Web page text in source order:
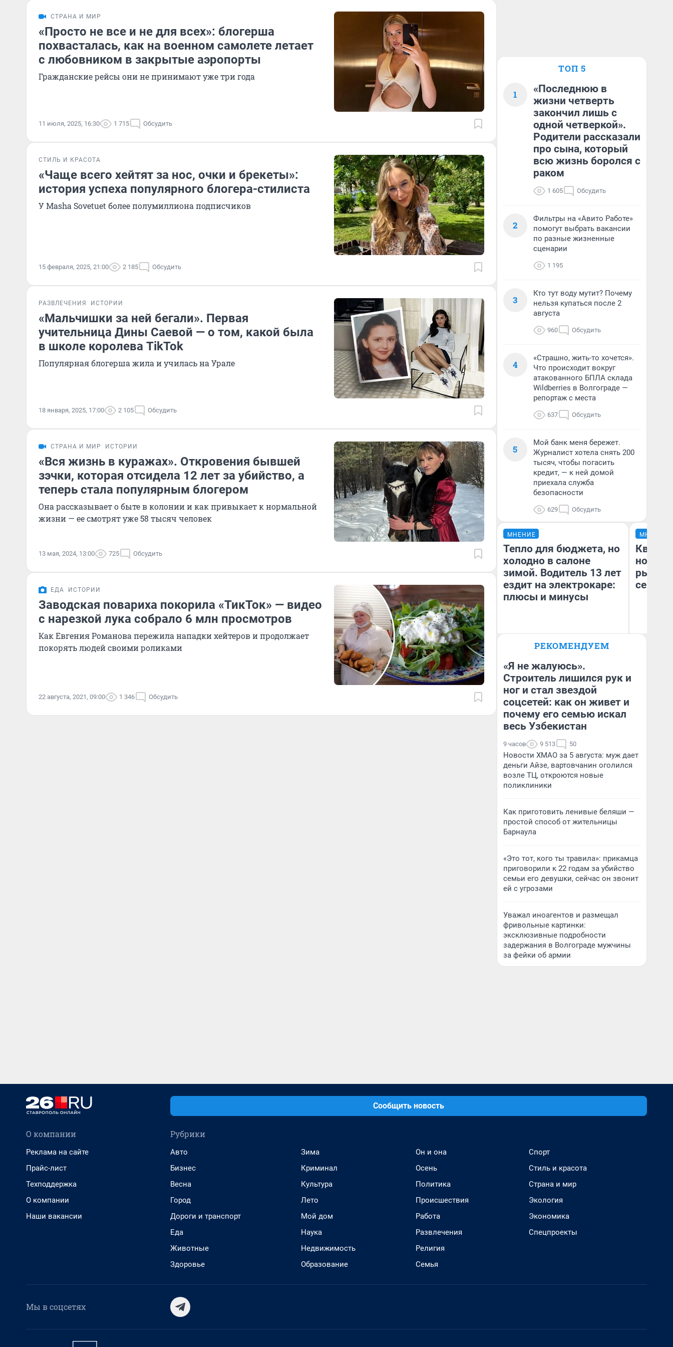
СТРАНА И МИР
«Просто не все и не для всех»: блогерша
похвасталась, как на военном самолете летает
с любовником в закрытые аэропорты
Гражданские рейсы они не принимают уже три года
11 июля, 2025, 16:30 1 715 Обсудить
СТИЛЬ И КРАСОТА
«Чаще всего хейтят за нос, очки и брекеты»:
история успеха популярного блогера-стилиста
У Masha Sovetuet более полумиллиона подписчиков
15 февраля, 2025, 21:00 2 185 Обсудить
РАЗВЛЕЧЕНИЯ ИСТОРИИ
«Мальчишки за ней бегали». Первая
учительница Дины Саевой — о том, какой была
в школе королева TikTok
Популярная блогерша жила и училась на Урале
18 января, 2025, 17:00 2 105 Обсудить
СТРАНА И МИР ИСТОРИИ
«Вся жизнь в куражах». Откровения бывшей
зэчки, которая отсидела 12 лет за убийство, а
теперь стала популярным блогером
Она рассказывает о быте в колонии и как привыкает к нормальной
жизни — ее смотрят уже 58 тысяч человек
13 мая, 2024, 13:00 725 Обсудить
ЕДА ИСТОРИИ
Заводская повариха покорила «ТикТок» — видео
с нарезкой лука собрало 6 млн просмотров
Как Евгения Романова пережила нападки хейтеров и продолжает
покорять людей своими роликами
22 августа, 2021, 09:00 1 346 Обсудить
ТОП 5
1
«Последнюю в
жизни четверть
закончил лишь с
одной четверкой».
Родители рассказали
про сына, который
всю жизнь боролся с
раком
1 605 Обсудить
2
Фильтры на «Авито Работе»
помогут выбрать вакансии
по разные жизненные
сценарии
1 195
3
Кто тут воду мутит? Почему
нельзя купаться после 2
августа
960 Обсудить
4
«Страшно, жить-то хочется».
Что происходит вокруг
атакованного БПЛА склада
Wildberries в Волгограде —
репортаж с места
637 Обсудить
5
Мой банк меня бережет.
Журналист хотела снять 200
тысяч, чтобы погасить
кредит, — к ней домой
приехала служба
безопасности
629 Обсудить
МНЕНИЕ
Тепло для бюджета, но
холодно в салоне
зимой. Водитель 13 лет
ездит на электрокаре:
плюсы и минусы
Денис Дедюхин
МНЕНИЕ
но
рынок
РЕКОМЕНДУЕМ
«Я не жалуюсь».
Строитель лишился рук и
ног и стал звездой
соцсетей: как он живет и
почему его семью искал
весь Узбекистан
9 часов 9 513 50
Новости ХМАО за 5 августа: муж дает
деньги Айзе, вартовчанин оголился
возле ТЦ, откроются новые
поликлиники
Как приготовить ленивые беляши —
простой способ от жительницы
Барнаула
«Это тот, кого ты травила»: прикамца
приговорили к 22 годам за убийство
семьи его девушки, сейчас он звонит
ей с угрозами
Уважал иноагентов и размещал
фривольные картинки:
эксклюзивные подробности
задержания в Волгограде мужчины
за фейки об армии
Сообщить новость
О компании
Реклама на сайте
Прайс-лист
Техподдержка
О компании
Наши вакансии
Рубрики
Авто
Бизнес
Весна
Город
Дороги и транспорт
Еда
Животные
Здоровье
Зима
Криминал
Культура
Лето
Мой дом
Наука
Недвижимость
Образование
Он и она
Осень
Политика
Происшествия
Работа
Развлечения
Религия
Семья
Спорт
Стиль и красота
Страна и мир
Экология
Экономика
Спецпроекты
Мы в соцсетях